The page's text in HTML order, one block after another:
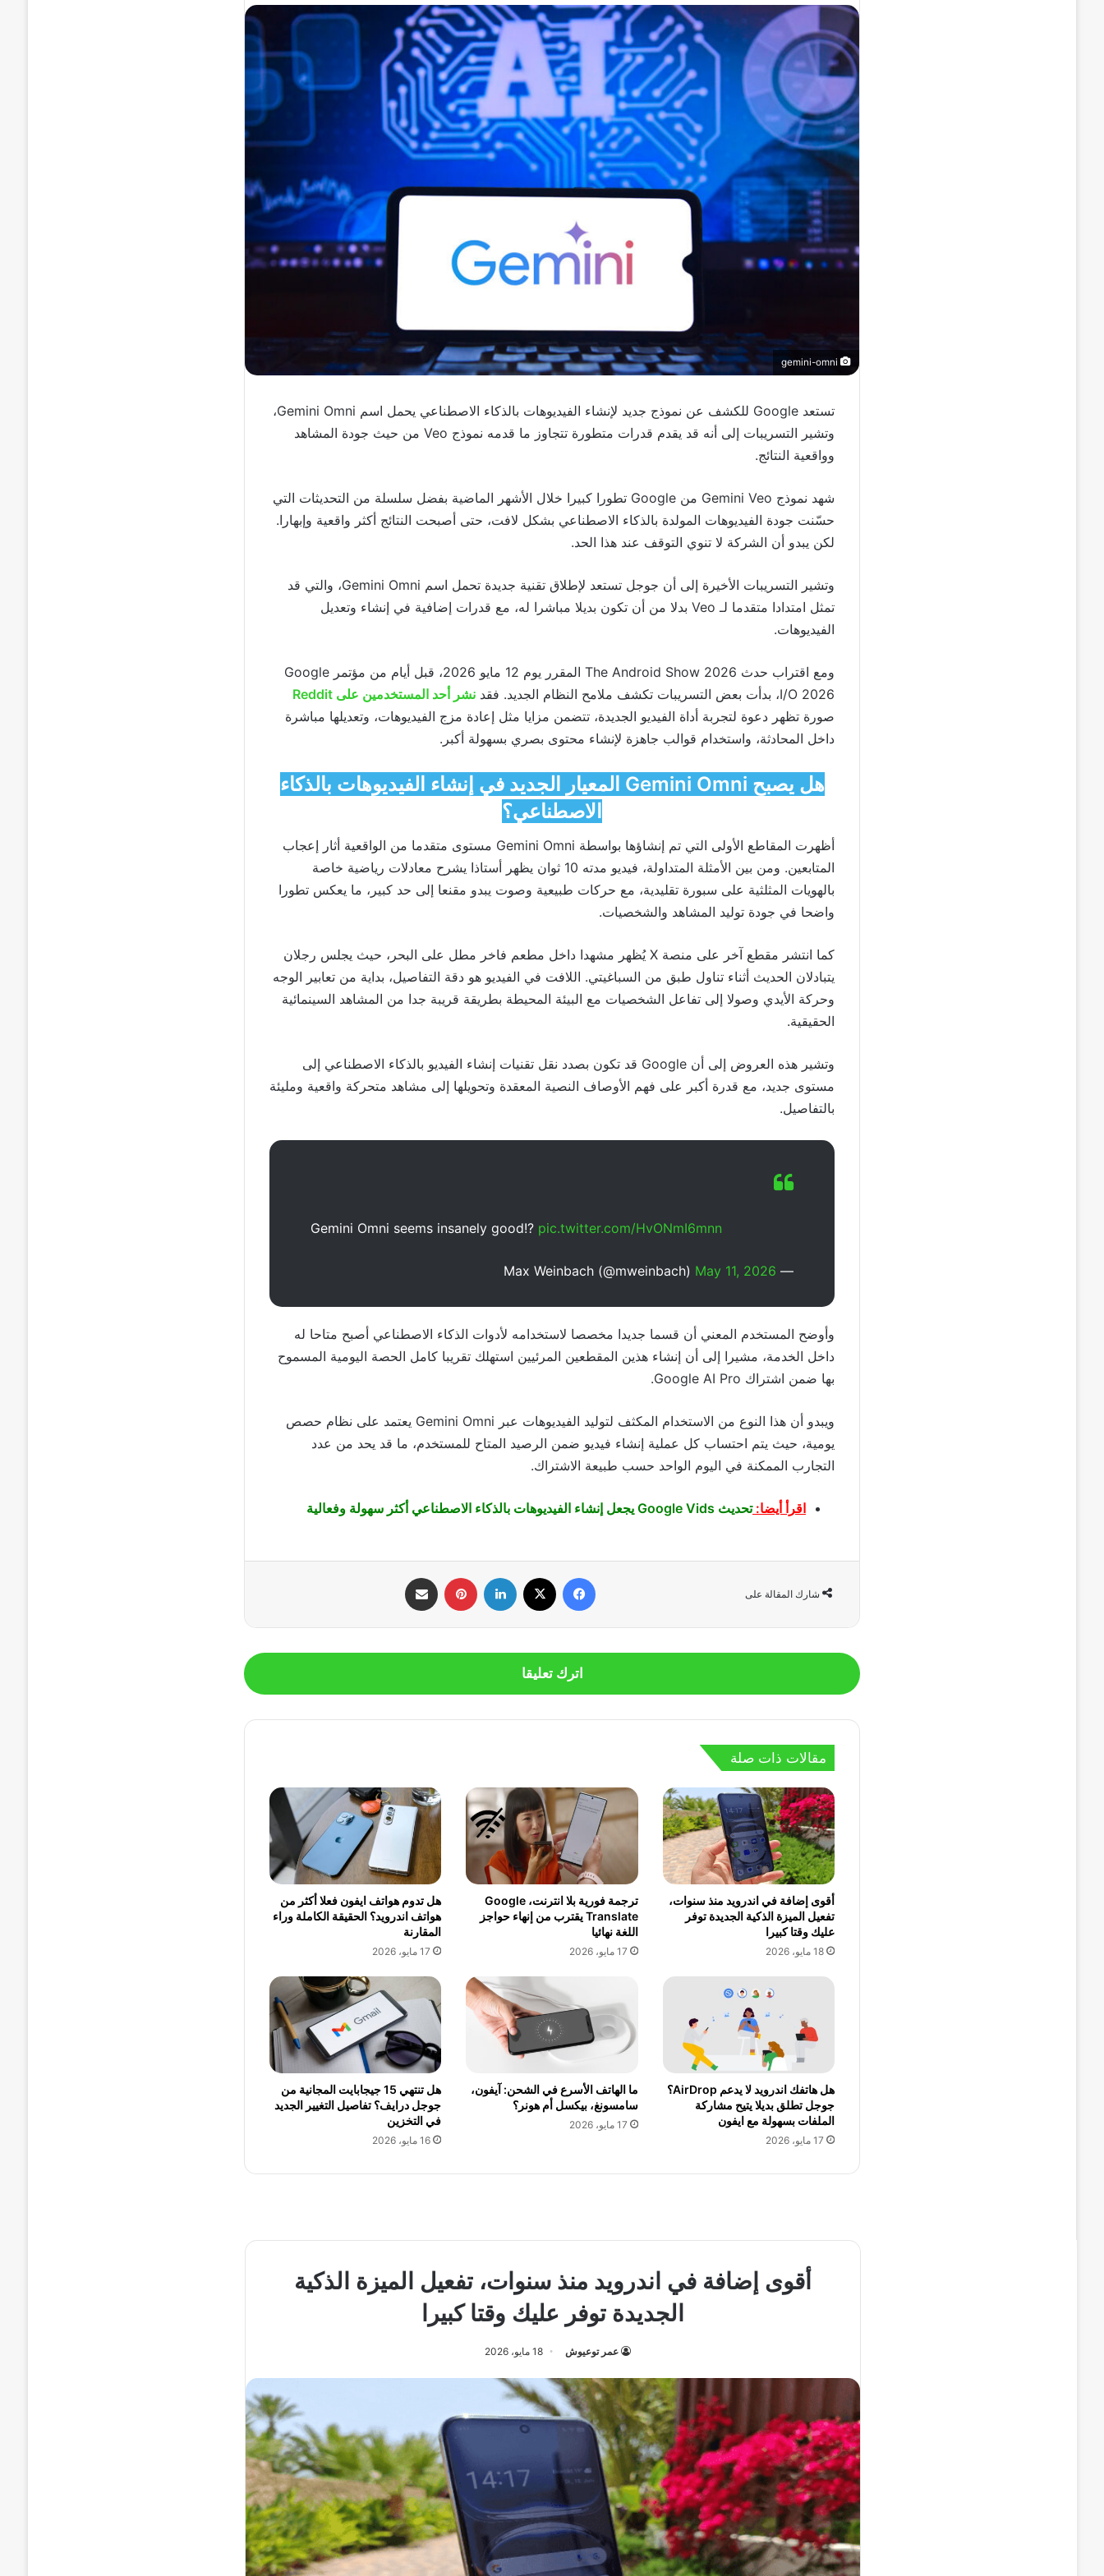
gemini-omni
تستعد Google للكشف عن نموذج جديد لإنشاء الفيديوهات بالذكاء الاصطناعي يحمل اسم Gemini Omni،
وتشير التسريبات إلى أنه قد يقدم قدرات متطورة تتجاوز ما قدمه نموذج Veoمن حيث جودة المشاهد
وواقعية النتائج.
شهد نموذج Gemini Veo من Google تطورا كبيرا خلال الأشهر الماضية بفضل سلسلة من التحديثات التي
حسّنت جودة الفيديوهات المولدة بالذكاء الاصطناعي بشكل لافت، حتى أصبحت النتائج أكثر واقعية وإبهارا.
لكن يبدو أن الشركة لا تنوي التوقف عند هذا الحد.
وتشير التسريبات الأخيرة إلى أن جوجل تستعد لإطلاق تقنية جديدة تحمل اسم Gemini Omni، والتي قد
تمثل امتدادا متقدما لـ Veo بدلا من أن تكون بديلا مباشرا له، مع قدرات إضافية في إنشاء وتعديل
الفيديوهات.
ومع اقتراب حدث The Android Show 2026المقرر يوم 12 مايو 2026، قبل أيام من مؤتمر
Google
I/O 2026، بدأت بعض التسريبات تكشف ملامح النظام الجديد. فقد نشر أحد المستخدمين على Reddit
صورة تظهر دعوة لتجربة أداة الفيديو الجديدة، تتضمن مزايا مثل إعادة مزج الفيديوهات، وتعديلها مباشرة
داخل المحادثة، واستخدام قوالب جاهزة لإنشاء محتوى بصري بسهولة أكبر.
هل يصبح Gemini Omni المعيار الجديد في إنشاء الفيديوهات بالذكاء
الاصطناعي؟
أظهرت المقاطع الأولى التي تم إنشاؤها بواسطة Gemini Omni مستوى متقدما من الواقعية أثار إعجاب
المتابعين. ومن بين الأمثلة المتداولة، فيديو مدته 10 ثوان يظهر أستاذا يشرح معادلات رياضية خاصة
بالهويات المثلثية على سبورة تقليدية، مع حركات طبيعية وصوت يبدو مقنعا إلى حد كبير، ما يعكس تطورا
واضحا في جودة توليد المشاهد والشخصيات.
كما انتشر مقطع آخر على منصة Xيُظهر مشهدا داخل مطعم فاخر مطل على البحر، حيث يجلس رجلان
يتبادلان الحديث أثناء تناول طبق من السباغيتي. اللافت في الفيديو هو دقة التفاصيل، بداية من تعابير الوجه
وحركة الأيدي وصولا إلى تفاعل الشخصيات مع البيئة المحيطة بطريقة قريبة جدا من المشاهد السينمائية
الحقيقية.
وتشير هذه العروض إلى أن Google قد تكون بصدد نقل تقنيات إنشاء الفيديو بالذكاء الاصطناعي إلى
مستوى جديد، مع قدرة أكبر على فهم الأوصاف النصية المعقدة وتحويلها إلى مشاهد متحركة واقعية ومليئة
بالتفاصيل.
Gemini Omni seems insanely good!? pic.twitter.com/HvONmI6mnn
— Max Weinbach (@mweinbach)
May 11, 2026
وأوضح المستخدم المعني أن قسما جديدا مخصصا لاستخدامه لأدوات الذكاء الاصطناعي أصبح متاحا له
داخل الخدمة، مشيرا إلى أن إنشاء هذين المقطعين المرئيين استهلك تقريبا كامل الحصة اليومية المسموح
بها ضمن اشتراك
Google AI Pro.
ويبدو أن هذا النوع من الاستخدام المكثف لتوليد الفيديوهات عبر Gemini Omni يعتمد على نظام حصص
يومية، حيث يتم احتساب كل عملية إنشاء فيديو ضمن الرصيد المتاح للمستخدم، ما قد يحد من عدد
التجارب الممكنة في اليوم الواحد حسب طبيعة الاشتراك.
اقرأ أيضا:تحديث Google Vids يجعل إنشاء الفيديوهات بالذكاء الاصطناعي أكثر سهولة وفعالية
شارك المقالة على
اترك تعليقا
مقالات ذات صلة
أقوى إضافة في اندرويد منذ سنوات،
تفعيل الميزة الذكية الجديدة توفر
عليك وقتا كبيرا
18 مايو، 2026
ترجمة فورية بلا انترنت، Google
Translate يقترب من إنهاء حواجز
اللغة نهائيا
17 مايو، 2026
هل تدوم هواتف ايفون فعلا أكثر من
هواتف اندرويد؟ الحقيقة الكاملة وراء
المقارنة
17 مايو، 2026
هل هاتفك اندرويد لا يدعم AirDrop؟
جوجل تطلق بديلا يتيح مشاركة
الملفات بسهولة مع ايفون
17 مايو، 2026
ما الهاتف الأسرع في الشحن: آيفون،
سامسونغ، بيكسل أم هونر؟
17 مايو، 2026
هل تنتهي 15 جيجابايت المجانية من
جوجل درايف؟ تفاصيل التغيير الجديد
في التخزين
16 مايو، 2026